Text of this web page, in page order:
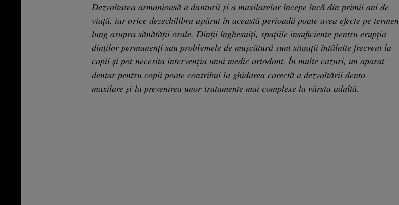
Dezvoltarea armonioasă a danturii și a maxilarelor începe încă din primii ani de
viață, iar orice dezechilibru apărut în această perioadă poate avea efecte pe termen
lung asupra sănătății orale. Dinții înghesuiți, spațiile insuficiente pentru erupția
dinților permanenți sau problemele de mușcătură sunt situații întâlnite frecvent la
copii și pot necesita intervenția unui medic ortodont. În multe cazuri, un aparat
dentar pentru copii poate contribui la ghidarea corectă a dezvoltării dento-
maxilare și la prevenirea unor tratamente mai complexe la vârsta adultă.